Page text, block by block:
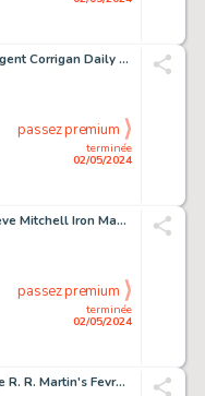
Al Williamson Secret Agent Corrigan Daily Comic Strip Original Art dated 1-14-71 (King Features Syndicate, 1971).
terminée
02/05/2024
passez premium
Luke McDonnell and Steve Mitchell Iron Man #183 Page 15 Original Art (Marvel, 1984).
terminée
02/05/2024
passez premium
Felipe Massafera George R. R. Martin's Fevre Dream #2 Cover Original Art (Avatar Press, 2010).